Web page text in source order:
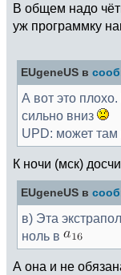
В общем надо
уж программку
EUgeneUS в
А вот это
сильно вниз
UPD: может там
К ночи (мск)
EUgeneUS в
в) Эта
ноль в
А она и не